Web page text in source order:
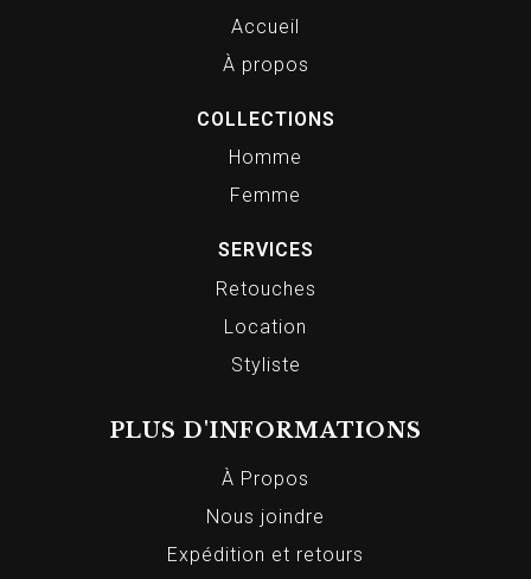
Accueil
À propos
COLLECTIONS
Homme
Femme
SERVICES
Retouches
Location
Styliste
PLUS D'INFORMATIONS
À Propos
Nous joindre
Expédition et retours